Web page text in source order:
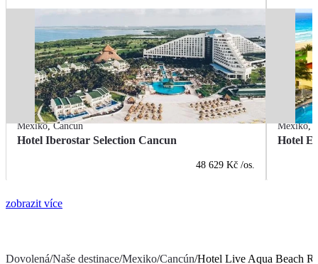
Mexiko,Cancún
Hotel Iberostar Selection Cancun
48 629 Kč /os.
Mexiko,
Hotel
zobrazit více
Dovolená/Naše destinace/Mexiko/Cancún/Hotel Live Aqua Beach